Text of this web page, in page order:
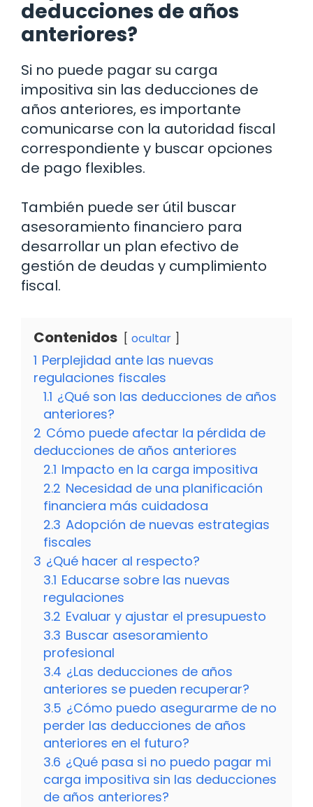
deducciones de años
anteriores?
Si no puede pagar su carga
impositiva sin las deducciones de
años anteriores, es importante
comunicarse con la autoridad fiscal
correspondiente y buscar opciones
de pago flexibles.
También puede ser útil buscar
asesoramiento financiero para
desarrollar un plan efectivo de
gestión de deudas y cumplimiento
fiscal.
Contenidos ocultar
1 Perplejidad ante las nuevas
regulaciones fiscales
1.1 ¿Qué son las deducciones de años
anteriores?
2 Cómo puede afectar la pérdida de
deducciones de años anteriores
2.1 Impacto en la carga impositiva
2.2 Necesidad de una planificación
financiera más cuidadosa
2.3 Adopción de nuevas estrategias
fiscales
3 ¿Qué hacer al respecto?
3.1 Educarse sobre las nuevas
regulaciones
3.2 Evaluar y ajustar el presupuesto
3.3 Buscar asesoramiento
profesional
3.4 ¿Las deducciones de años
anteriores se pueden recuperar?
3.5 ¿Cómo puedo asegurarme de no
perder las deducciones de años
anteriores en el futuro?
3.6 ¿Qué pasa si no puedo pagar mi
carga impositiva sin las deducciones
de años anteriores?